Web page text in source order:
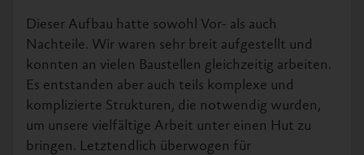
Dieser Aufbau hatte sowohl Vor- als auch
Nachteile. Wir waren sehr breit aufgestellt und
konnten an vielen Baustellen gleichzeitig arbeiten.
Es entstanden aber auch teils komplexe und
komplizierte Strukturen, die notwendig wurden,
um unsere vielfältige Arbeit unter einen Hut zu
bringen. Letztendlich überwogen für